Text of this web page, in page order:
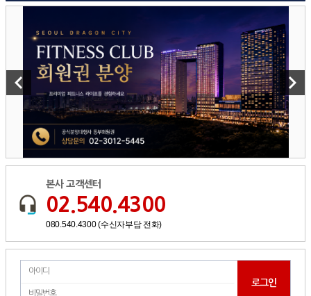
keyboard_arrow_left keyboard_arrow_right
본사 고객센터
02.540.4300
080.540.4300 (수신자부담 전화)